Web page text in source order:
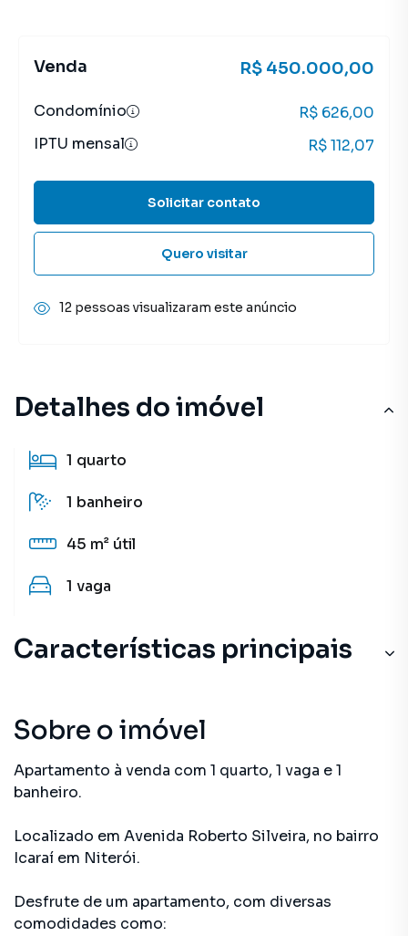
Detalhes do imóvel
1 quarto
1 banheiro
45 m² útil
1 vaga
Características principais
Sobre o imóvel
Apartamento à venda com 1 quarto, 1 vaga e 1
banheiro.
Localizado em Avenida Roberto Silveira, no bairro
Icaraí em Niterói.
Desfrute de um apartamento, com diversas
comodidades como:
Venda R$ 450.000,00
Condomínio
R$ 626,00
IPTU mensal
R$ 112,07
Solicitar contato
Quero visitar
12 pessoas visualizaram este anúncio